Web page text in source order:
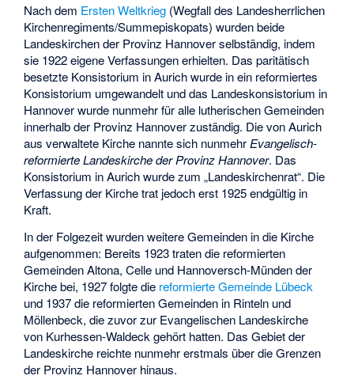
Nach dem Ersten Weltkrieg (Wegfall des Landesherrlichen
Kirchenregiments/Summepiskopats) wurden beide
Landeskirchen der Provinz Hannover selbständig, indem
sie 1922 eigene Verfassungen erhielten. Das paritätisch
besetzte Konsistorium in Aurich wurde in ein reformiertes
Konsistorium umgewandelt und das Landeskonsistorium in
Hannover wurde nunmehr für alle lutherischen Gemeinden
innerhalb der Provinz Hannover zuständig. Die von Aurich
aus verwaltete Kirche nannte sich nunmehr Evangelisch-
reformierte Landeskirche der Provinz Hannover. Das
Konsistorium in Aurich wurde zum „Landeskirchenrat“. Die
Verfassung der Kirche trat jedoch erst 1925 endgültig in
Kraft.
In der Folgezeit wurden weitere Gemeinden in die Kirche
aufgenommen: Bereits 1923 traten die reformierten
Gemeinden Altona, Celle und Hannoversch-Münden der
Kirche bei, 1927 folgte die reformierte Gemeinde Lübeck
und 1937 die reformierten Gemeinden in Rinteln und
Möllenbeck, die zuvor zur Evangelischen Landeskirche
von Kurhessen-Waldeck gehört hatten. Das Gebiet der
Landeskirche reichte nunmehr erstmals über die Grenzen
der Provinz Hannover hinaus.